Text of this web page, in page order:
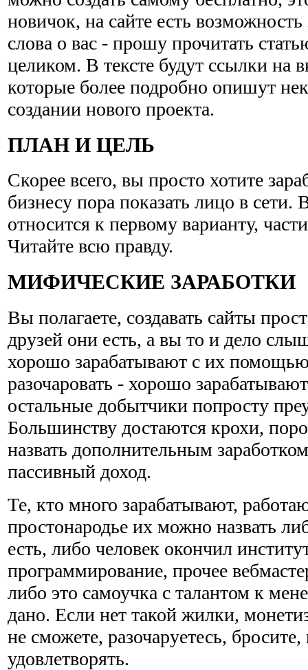
новичок, на сайте есть возможность
слова о вас - прошу прочитать
целиком. В тексте будут ссылки на
которые более подробно опишут
создании нового проекта.
ПЛАН И ЦЕЛЬ
Скорее всего, вы просто хотите
бизнесу пора показать лицо в сети.
относится к первому варианту,
Читайте всю правду.
МИФИЧЕСКИЕ ЗАРАБОТКИ
Вы полагаете, создавать сайты
друзей они есть, а вы то и дело
хорошо зарабатывают с их
разочаровать - хорошо
остальные добытчики попросту
Большинству достаются крохи,
назвать дополнительным
пассивный доход.
Те, кто много зарабатывают,
простонародье их можно назвать
есть, либо человек окончил
программирование, прочее
либо это самоучка с талантом к
дано. Если нет такой жилки,
не сможете, разочаруетесь,
удовлетворять.